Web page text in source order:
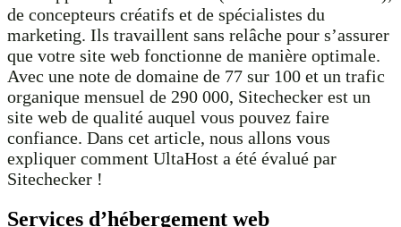
de concepteurs créatifs et de spécialistes du
marketing. Ils travaillent sans relâche pour s’assurer
que votre site web fonctionne de manière optimale.
Avec une note de domaine de 77 sur 100 et un trafic
organique mensuel de 290 000, Sitechecker est un
site web de qualité auquel vous pouvez faire
confiance. Dans cet article, nous allons vous
expliquer comment UltaHost a été évalué par
Sitechecker !
Services d’hébergement web